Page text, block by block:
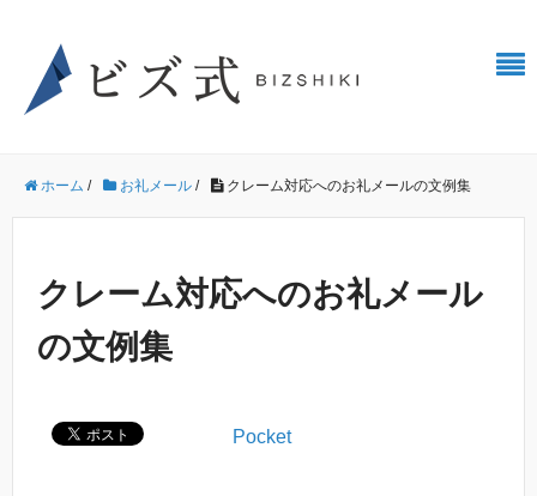
ホーム / お礼メール / クレーム対応へのお礼メールの文例集
クレーム対応へのお礼メール
の文例集
Pocket